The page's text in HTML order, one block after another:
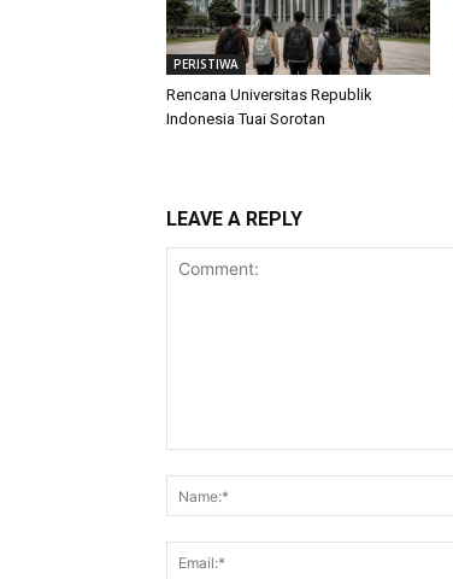
PERISTIWA
Rencana Universitas Republik
Indonesia Tuai Sorotan
LEAVE A REPLY